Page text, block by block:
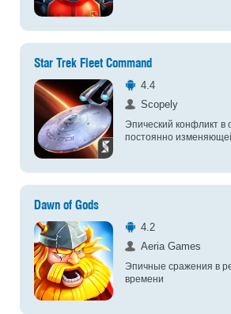
Star Trek Fleet Command
4.4
Scopely
Эпический конфликт в
постоянно
Dawn of Gods
4.2
Aeria Games
Эпичные сражения в
времени